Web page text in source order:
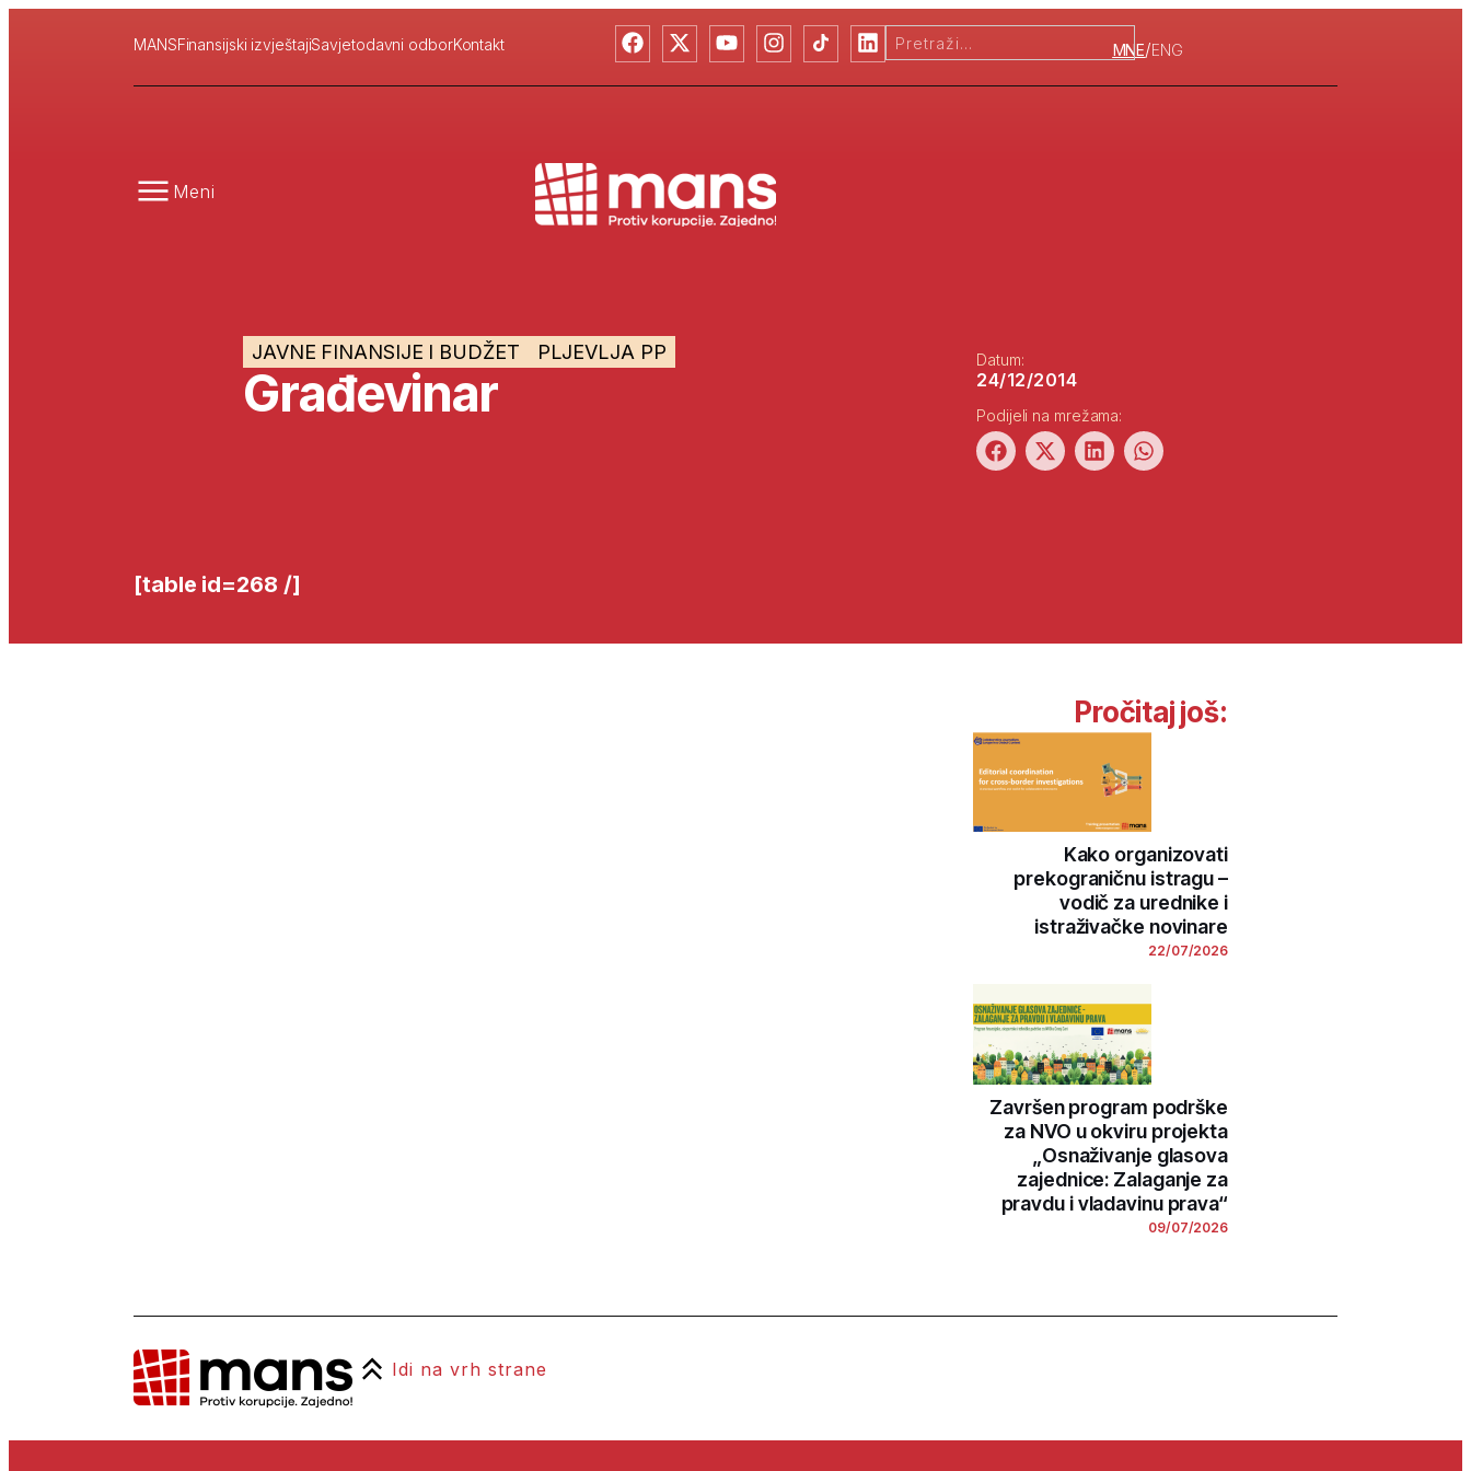
MANSFinansijski izvještajiSavjetodavni odborKontakt MNE/ENG
Meni
JAVNE FINANSIJE I BUDŽET PLJEVLJA PP
Građevinar
Datum:
24/12/2014
Podijeli na mrežama:
[table id=268 /]
Pročitaj još:
Kako organizovati
prekograničnu istragu –
vodič za urednike i
istraživačke novinare
22/07/2026
Završen program podrške
za NVO u okviru projekta
„Osnaživanje glasova
zajednice: Zalaganje za
pravdu i vladavinu prava“
09/07/2026
Idi na vrh strane